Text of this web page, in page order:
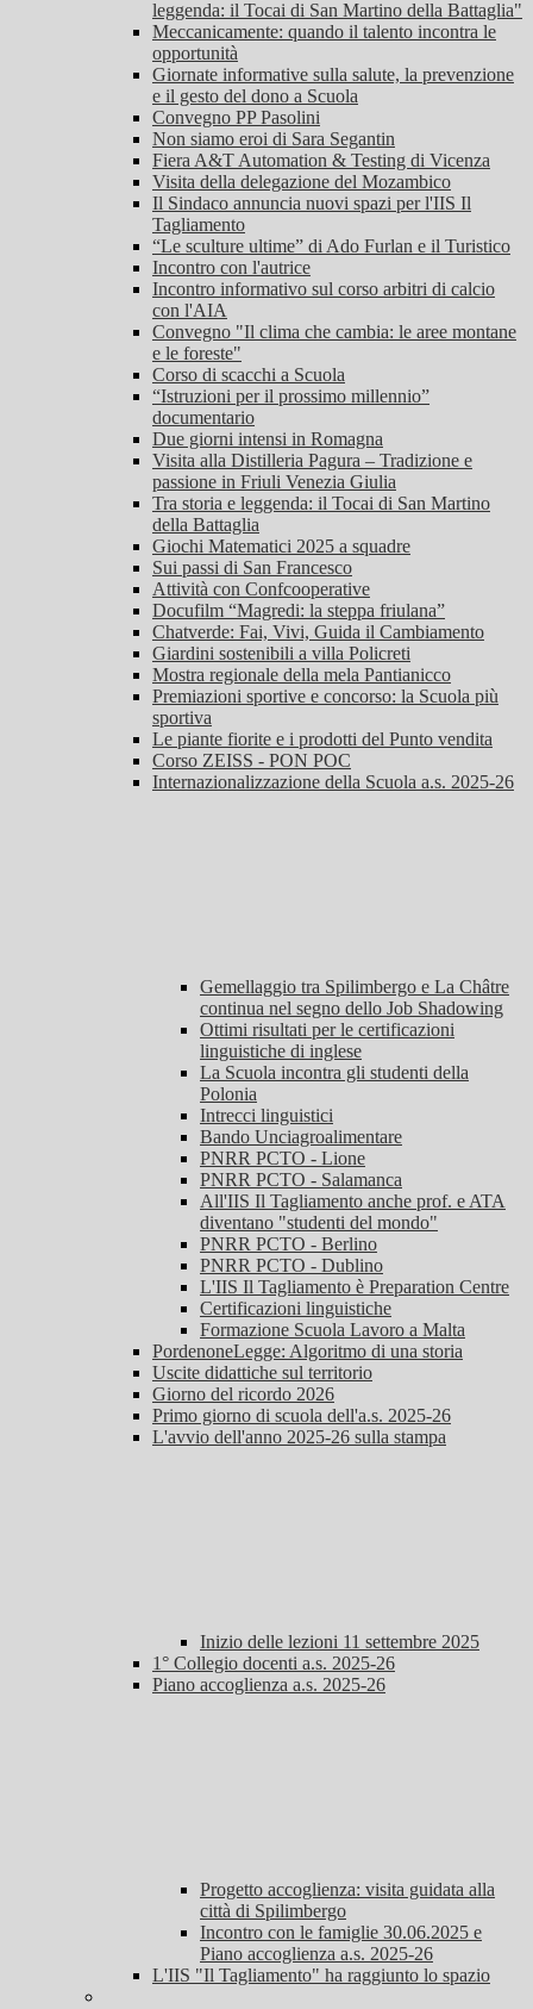
leggenda: il Tocai di San Martino della Battaglia"
Meccanicamente: quando il talento incontra le
opportunità
Giornate informative sulla salute, la prevenzione
e il gesto del dono a Scuola
Convegno PP Pasolini
Non siamo eroi di Sara Segantin
Fiera A&T Automation & Testing di Vicenza
Visita della delegazione del Mozambico
Il Sindaco annuncia nuovi spazi per l'IIS Il
Tagliamento
“Le sculture ultime” di Ado Furlan e il Turistico
Incontro con l'autrice
Incontro informativo sul corso arbitri di calcio
con l'AIA
Convegno "Il clima che cambia: le aree montane
e le foreste"
Corso di scacchi a Scuola
“Istruzioni per il prossimo millennio”
documentario
Due giorni intensi in Romagna
Visita alla Distilleria Pagura – Tradizione e
passione in Friuli Venezia Giulia
Tra storia e leggenda: il Tocai di San Martino
della Battaglia
Giochi Matematici 2025 a squadre
Sui passi di San Francesco
Attività con Confcooperative
Docufilm “Magredi: la steppa friulana”
Chatverde: Fai, Vivi, Guida il Cambiamento
Giardini sostenibili a villa Policreti
Mostra regionale della mela Pantianicco
Premiazioni sportive e concorso: la Scuola più
sportiva
Le piante fiorite e i prodotti del Punto vendita
Corso ZEISS - PON POC
Internazionalizzazione della Scuola a.s. 2025-26
Gemellaggio tra Spilimbergo e La Châtre
continua nel segno dello Job Shadowing
Ottimi risultati per le certificazioni
linguistiche di inglese
La Scuola incontra gli studenti della
Polonia
Intrecci linguistici
Bando Unciagroalimentare
PNRR PCTO - Lione
PNRR PCTO - Salamanca
All'IIS Il Tagliamento anche prof. e ATA
diventano "studenti del mondo"
PNRR PCTO - Berlino
PNRR PCTO - Dublino
L'IIS Il Tagliamento è Preparation Centre
Certificazioni linguistiche
Formazione Scuola Lavoro a Malta
PordenoneLegge: Algoritmo di una storia
Uscite didattiche sul territorio
Giorno del ricordo 2026
Primo giorno di scuola dell'a.s. 2025-26
L'avvio dell'anno 2025-26 sulla stampa
Inizio delle lezioni 11 settembre 2025
1° Collegio docenti a.s. 2025-26
Piano accoglienza a.s. 2025-26
Progetto accoglienza: visita guidata alla
città di Spilimbergo
Incontro con le famiglie 30.06.2025 e
Piano accoglienza a.s. 2025-26
L'IIS "Il Tagliamento" ha raggiunto lo spazio